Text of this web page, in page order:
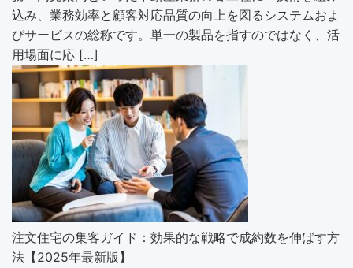
込み、業務効率と顧客対応品質の向上を図るシステムおよ
びサービスの総称です。単一の製品を指すのではなく、活
用場面に応 […]
注文住宅の集客ガイド：効果的な戦略で成約数を伸ばす方
法【2025年最新版】